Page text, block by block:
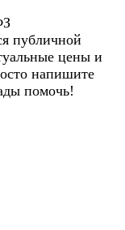
публичной
цены и
напишите
помочь!